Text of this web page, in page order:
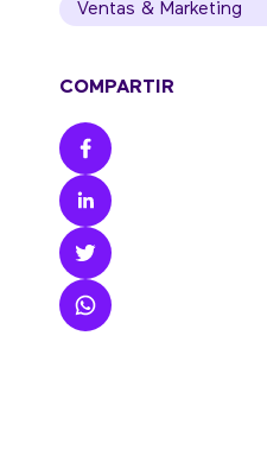
Ventas & Marketing
COMPARTIR